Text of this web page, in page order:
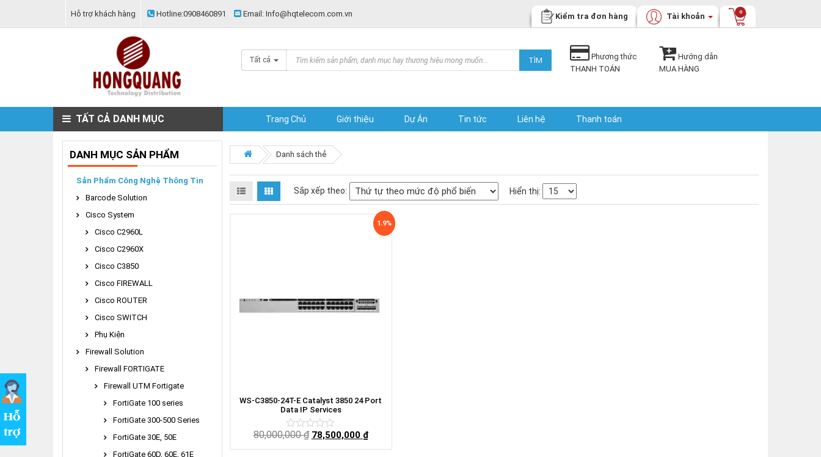
Hỗ trợ khách hàng Hotline:0908460891 Email: Info@hqtelecom.com.vn Kiểm tra đơn hàng Tài khoản 0
Tất cả
Products
search
TÌM
Phương thức
THANH TOÁN
Hướng dẫn
MUA HÀNG
TẤT CẢ DANH MỤC Trang Chủ Giới thiệu Dự Án Tin tức Liên hệ Thanh toán
Danh sách thẻ
Sắp xếp theo: Hiển thị:
1.9%
WS-C3850-24T-E Catalyst 3850 24 Port
Data IP Services
80,000,000₫ 78,500,000 ₫
DANH MỤC SẢN PHẨM
Sản Phẩm Công Nghệ Thông Tin
Barcode Solution
Cisco System
Cisco C2960L
Cisco C2960X
Cisco C3850
Cisco FIREWALL
Cisco ROUTER
Cisco SWITCH
Phụ Kiện
Firewall Solution
Firewall FORTIGATE
Firewall UTM Fortigate
FortiGate 100 series
FortiGate 300-500 Series
FortiGate 30E, 50E
FortiGate 60D, 60E, 61E